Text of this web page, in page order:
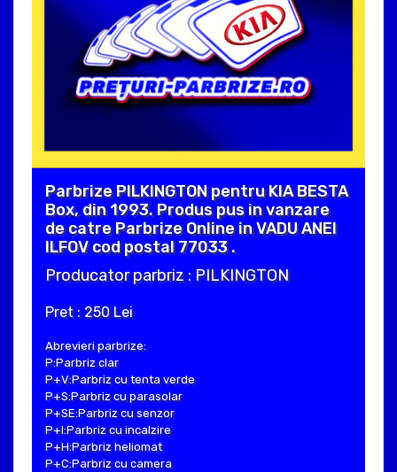
Parbrize PILKINGTON pentru KIA BESTA
Box, din 1993. Produs pus in vanzare
de catre Parbrize Online in VADU ANEI
ILFOV cod postal 77033 .
Producator parbriz : PILKINGTON
Pret : 250 Lei
Abrevieri parbrize:
P:Parbriz clar
P+V:Parbriz cu tenta verde
P+S:Parbriz cu parasolar
P+SE:Parbriz cu senzor
P+I:Parbriz cu incalzire
P+H:Parbriz heliomat
P+C:Parbriz cu camera